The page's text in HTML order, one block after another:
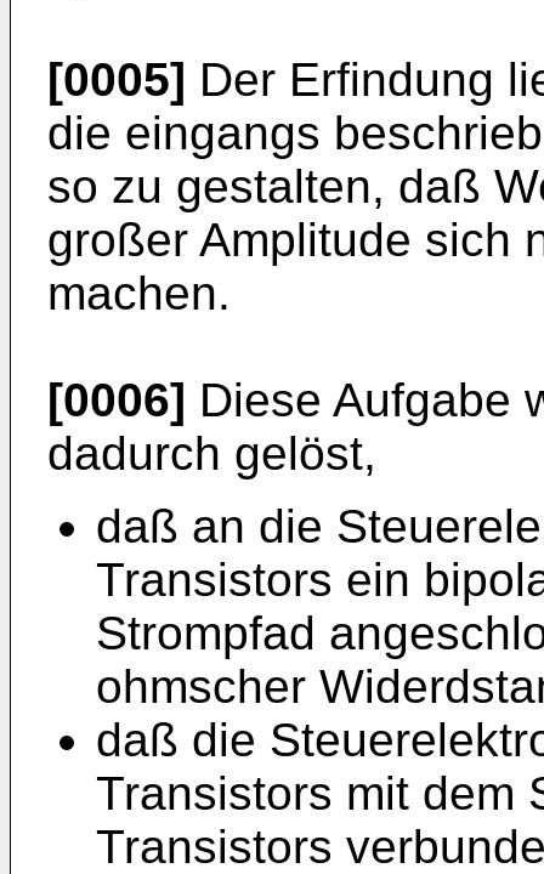
[0005] Der Erfindung
die eingangs
so zu gestalten, daß
großer Amplitude sich
machen.
[0006] Diese Aufgabe
dadurch gelöst,
daß an die
Transistors ein
Strompfad
ohmscher
daß die
Transistors mit dem
Transistors